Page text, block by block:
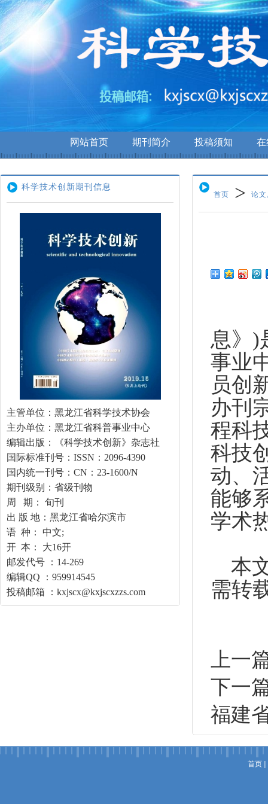
网站首页 期刊简介 投稿须知 在
重要通知
科学技术创新期刊信息
主管单位：黑龙江省科学技术协会
主办单位：黑龙江省科普事业中心
编辑出版：《科学技术创新》杂志社
国际标准刊号：ISSN：2096-4390
国内统一刊号：CN：23-1600/N
期刊级别：省级刊物
周 期： 旬刊
出 版 地：黑龙江省哈尔滨市
语 种： 中文;
开 本： 大16开
邮发代号 ：14-269
编辑QQ ：959914545
投稿邮箱 ：kxjscx@kxjscxzzs.com
首页 > 论
息》)
事业
员创
办刊
程科
科技
动、
能够
学术
本
需转
上一
下一
福建
首页